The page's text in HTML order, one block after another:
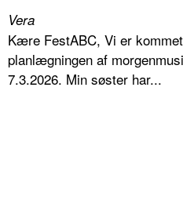
Vera
Kære FestABC, Vi er
planlægningen af
7.3.2026. Min søster har...